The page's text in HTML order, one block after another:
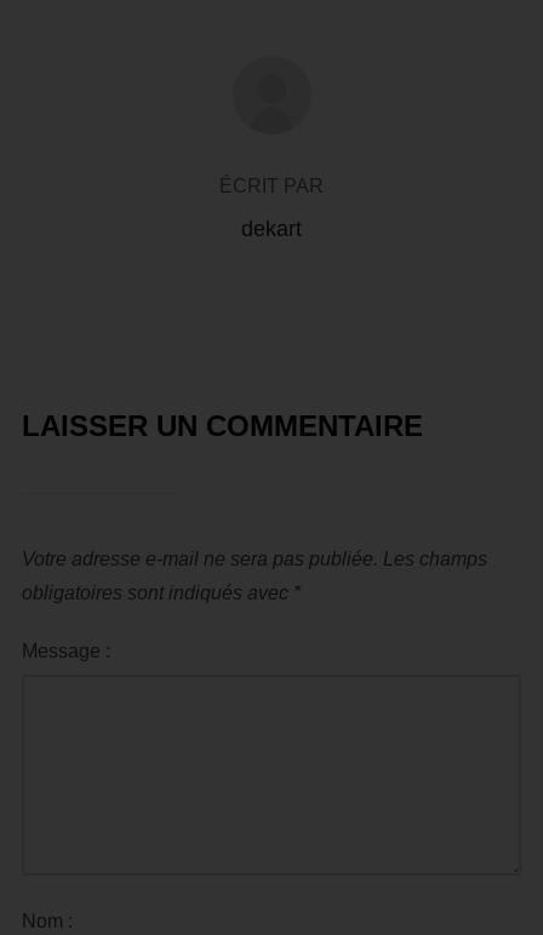
ÉCRIT PAR
dekart
LAISSER UN COMMENTAIRE
Votre adresse e-mail ne sera pas publiée. Les champs
obligatoires sont indiqués avec *
Message :
Nom :